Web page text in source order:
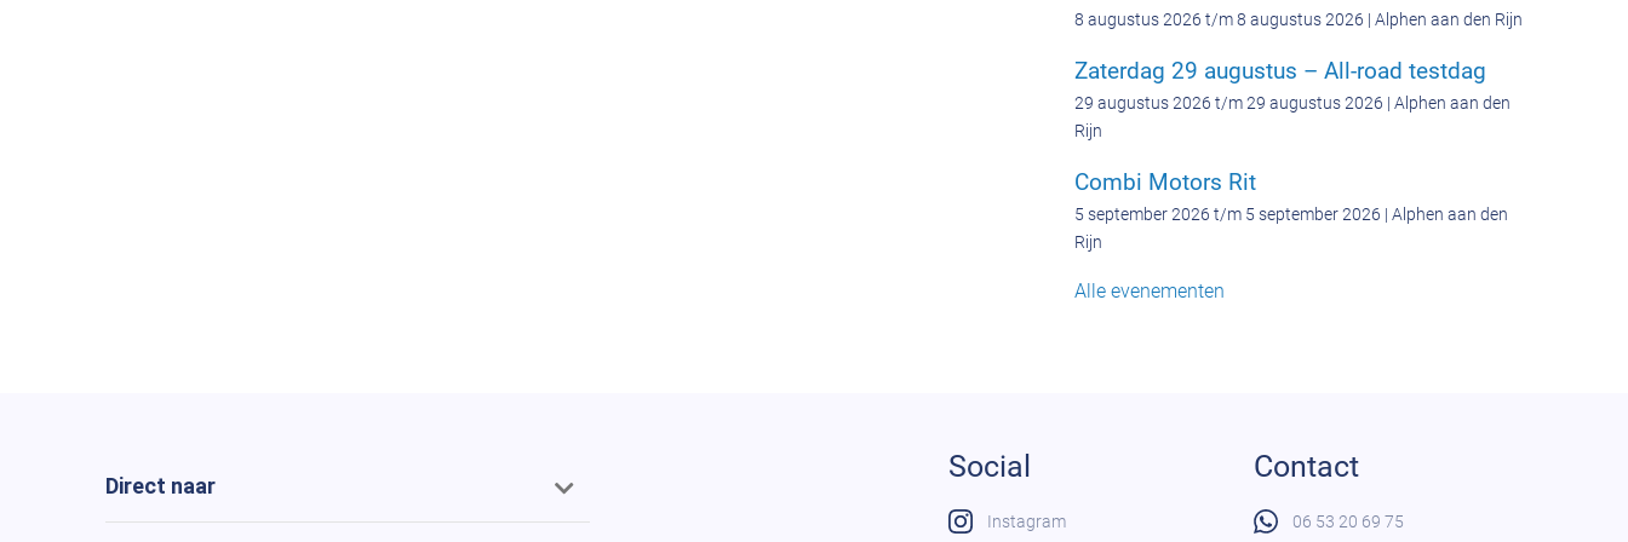
8 augustus 2026 t/m 8 augustus 2026 | Alphen aan den Rijn
Zaterdag 29 augustus – All-road testdag
29 augustus 2026 t/m 29 augustus 2026 | Alphen aan den
Rijn
Combi Motors Rit
5 september 2026 t/m 5 september 2026 | Alphen aan den
Rijn
Alle evenementen
Direct naar
Social
Instagram
Contact
06 53 20 69 75